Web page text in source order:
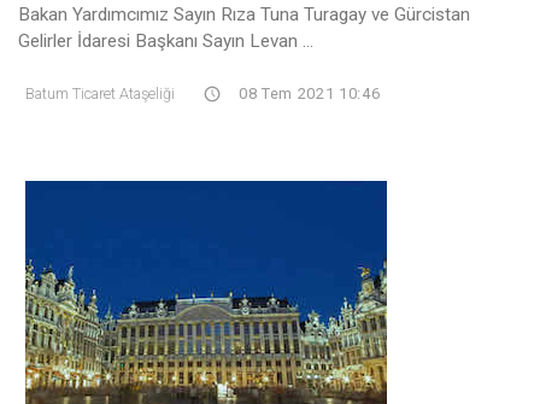
Bakan Yardımcımız Sayın Rıza Tuna Turagay ve Gürcistan
Gelirler İdaresi Başkanı Sayın Levan ...
Batum Ticaret Ataşeliği 08 Tem 2021 10:46